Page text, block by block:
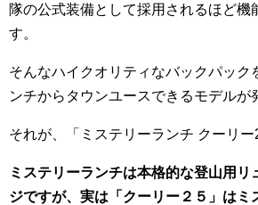
隊の公式装備として採用されるほど機
す。
そんなハイクオリティなバックパック
ンチからタウンユースできるモデルが
それが、「ミステリーランチ クーリー
ミステリーランチは本格的な登山用リ
ジですが、実は「クーリー２５」はミ